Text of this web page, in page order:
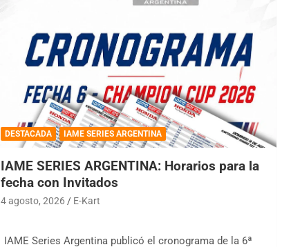
DESTACADA IAME SERIES ARGENTINA
IAME SERIES ARGENTINA: Horarios para la
fecha con Invitados
4 agosto, 2026 E-Kart
IAME Series Argentina publicó el cronograma de la 6ª